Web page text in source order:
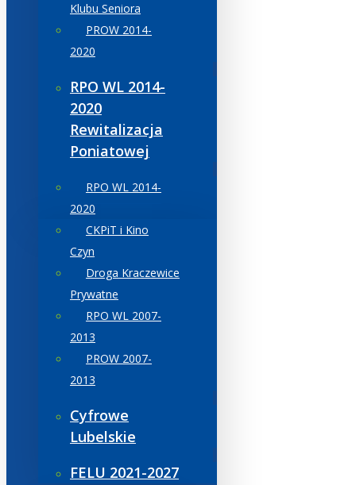
Klubu Seniora
PROW 2014-
2020
RPO WL 2014-
2020
Rewitalizacja
Poniatowej
RPO WL 2014-
2020
CKPiT i Kino
Czyn
Droga Kraczewice
Prywatne
RPO WL 2007-
2013
PROW 2007-
2013
Cyfrowe
Lubelskie
FELU 2021-2027